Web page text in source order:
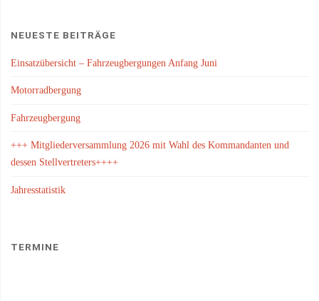
NEUESTE BEITRÄGE
Einsatzübersicht – Fahrzeugbergungen Anfang Juni
Motorradbergung
Fahrzeugbergung
+++ Mitgliederversammlung 2026 mit Wahl des Kommandanten und
dessen Stellvertreters++++
Jahresstatistik
TERMINE